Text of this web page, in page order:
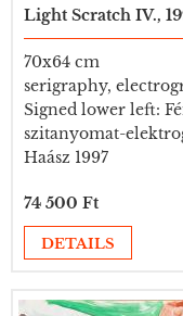
Light Scratch IV.,
70x64 cm
serigraphy,
Signed lower left:
szitanyomat-
Haász 1997
74 500 Ft
DETAILS